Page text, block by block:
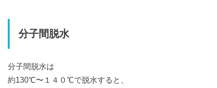
分子間脱水
分子間脱水は
約130℃〜１４０℃で脱水すると、